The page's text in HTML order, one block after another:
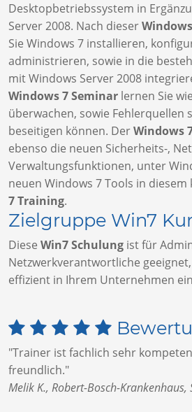
Desktopbetriebssystem in
Server 2008. Nach dieser
Sie Windows 7 installieren,
administrieren, sowie in die
mit Windows Server 2008
Windows 7 Seminar lernen Sie
überwachen, sowie Fehlerquellen
beseitigen können. DerWindows
ebenso die neuen Sicherheits-,
Verwaltungsfunktionen, unter
neuen Windows 7 Tools in diesem
7 Training.
Zielgruppe Win7
Diese Win7 Schulung ist für
Netzwerkverantwortliche
effizient in Ihrem Unternehmen
"Trainer ist fachlich sehr
freundlich."
Melik K., Robert-Bosch-Krankenhaus,